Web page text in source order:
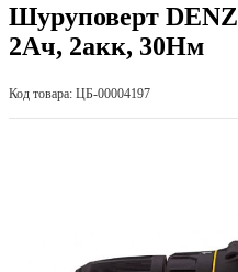
Шуруповерт
2Ач, 2акк, 30Нм
Код товара: ЦБ-00004197